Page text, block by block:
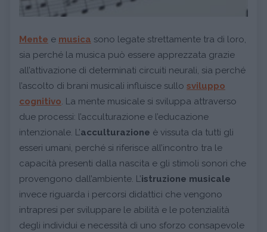
Mente e musica sono legate strettamente tra di loro,
sia perché la musica può essere apprezzata grazie
all’attivazione di determinati circuiti neurali, sia perché
l’ascolto di brani musicali influisce sullo sviluppo
cognitivo. La mente musicale si sviluppa attraverso
due processi: l’acculturazione e l’educazione
intenzionale. L’acculturazione è vissuta da tutti gli
esseri umani, perché si riferisce all’incontro tra le
capacità presenti dalla nascita e gli stimoli sonori che
provengono dall’ambiente. L’istruzione musicale
invece riguarda i percorsi didattici che vengono
intrapresi per sviluppare le abilità e le potenzialità
degli individui e necessità di uno sforzo consapevole